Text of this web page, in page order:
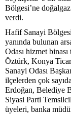
Bölgesi’ne
verdi.
Hafif Sanayi
yanında bulunan
Odası hizmet
Öztürk, Konya
Sanayi Odası
ilçelerden çok
Erdoğan, Belediye
Siyasi Parti
üyeleri, banka